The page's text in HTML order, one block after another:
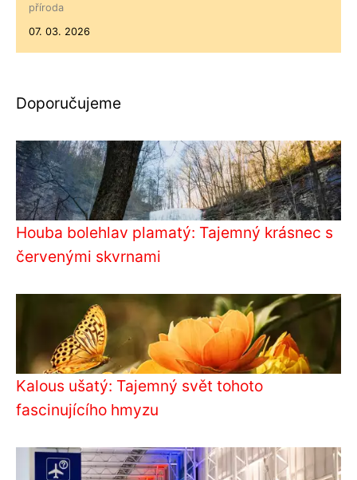
příroda
07. 03. 2026
Doporučujeme
Houba bolehlav plamatý: Tajemný krásnec s
červenými skvrnami
Kalous ušatý: Tajemný svět tohoto
fascinujícího hmyzu